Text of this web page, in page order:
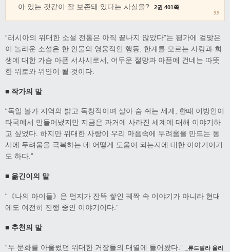
아 있는 것같이 잘 보존돼 있다는 사실을? _2권 401쪽
“러시아의 위대한 소설 전통은 아직 끝나지 않았다”는 평가에 걸맞은
이 놀라운 소설은 한 인물의 영웅적인 행동, 한계를 모르는 사랑과 희
생에 대한 가슴 아픈 서사시로서, 어두운 절망과 아픔에 건네는 따뜻
한 위로와 위안이 될 것이다.
■ 작가의 말
“독일 볼가 지역의 밝고 독창적이며 살아 숨 쉬는 세계, 한때 이방인이
타국에서 만들어냈지만 지금은 과거에 사라진 세계에 대해 이야기하
고 싶었다. 하지만 위대한 사랑이 우리 마음속에 두려움을 만드는 동
시에 두려움을 극복하는 데 어떻게 도움이 되는지에 대한 이야기이기
도 하다.”
■ 옮긴이의 말
“《나의 아이들》은 먼지가 잔뜩 쌓인 궤짝 속 이야기가 아니라 현대
에도 여전히 진행 중인 이야기이다.”
■ 추천의 말
“두 문화를 아울렀던 위대한 거장들의 대열에 들어왔다.”
_류드밀라 울리